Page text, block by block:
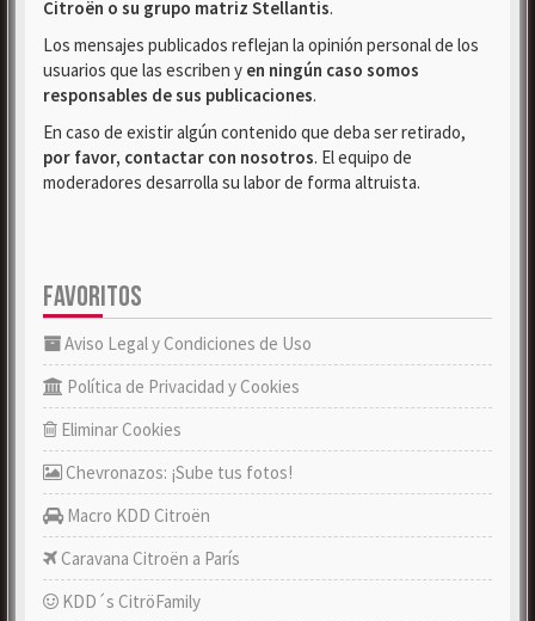
Citroën o su grupo matriz Stellantis.
Los mensajes publicados reflejan la opinión personal de los
usuarios que las escriben y en ningún caso somos
responsables de sus publicaciones.
En caso de existir algún contenido que deba ser retirado,
por favor, contactar con nosotros. El equipo de
moderadores desarrolla su labor de forma altruista.
FAVORITOS
Aviso Legal y Condiciones de Uso
Política de Privacidad y Cookies
Eliminar Cookies
Chevronazos: ¡Sube tus fotos!
Macro KDD Citroën
Caravana Citroën a París
KDD´s CitröFamily